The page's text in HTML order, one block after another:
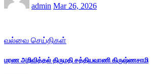
admin Mar 26, 2026
வல்வை செய்திகள்
மரண அறிவித்தல் திருமதி சத்தியவாணி கிருஷ்ணசாமி